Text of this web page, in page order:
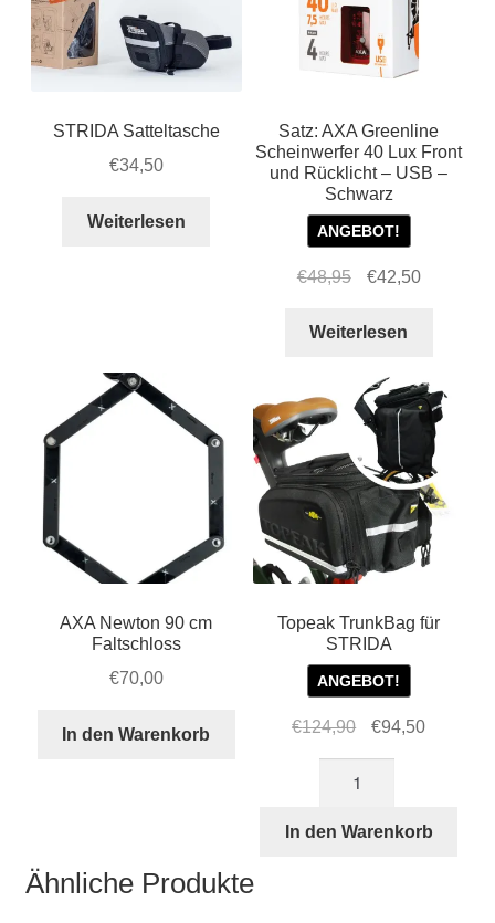
STRIDA Satteltasche
€34,50
Weiterlesen
Satz: AXA Greenline
Scheinwerfer 40 Lux Front
und Rücklicht – USB –
Schwarz
ANGEBOT!
€48,95
Ursprünglicher
war:
€42,50Aktueller
Weiterlesen
AXA Newton 90 cm
Faltschloss
€70,00
In den Warenkorb
Topeak TrunkBag für
STRIDA
ANGEBOT!
€124,90
Ursprünglicher
€94,50Aktueller
für
In den Warenkorb
Ähnliche Produkte